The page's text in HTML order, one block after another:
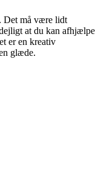
Det må være lidt
at du kan afhjælpe
er en kreativ
glæde.